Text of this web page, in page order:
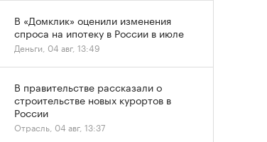
В «Домклик» оценили изменения
спроса на ипотеку в России в июле
Деньги, 04 авг, 13:49
В правительстве рассказали о
строительстве новых курортов в
России
Отрасль, 04 авг, 13:37